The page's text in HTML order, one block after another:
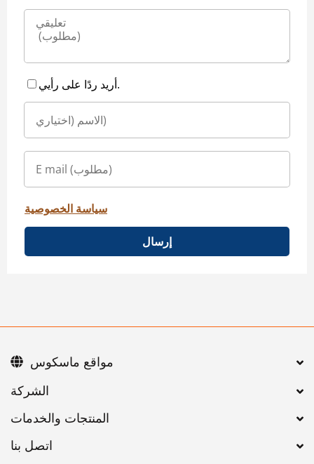
أريد ردًا على رأيي.
سياسة الخصوصية
إرسال
اتصل بنا
مواقع ماسكوس